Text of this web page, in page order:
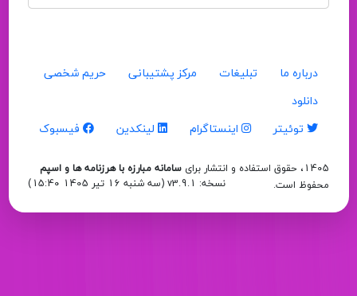
درباره ما تبلیغات مرکز پشتیبانی
حریم شخصی
دانلود
توئیتر
اینستاگرام لینکدین فیسبوک
1405، حقوق استفاده و انتشار برای
سامانه مبارزه با هرزنامه ها و اسپم
محفوظ است.
نسخه: v3.9.1 ( سه شنبه 16 تیر 1405 15:40 )